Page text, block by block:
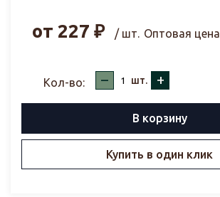
от 227 ₽ / шт. Оптовая цена
Кол-во: – шт. +
В корзину
Купить в один клик